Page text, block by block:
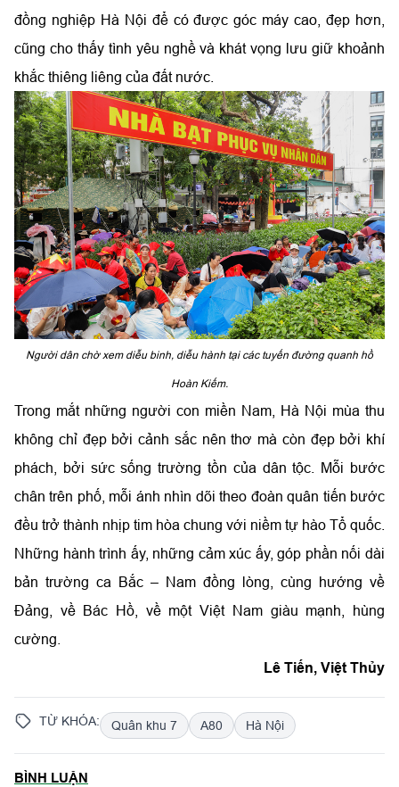
đồng nghiệp Hà Nội để có được góc máy cao, đẹp hơn,
cũng cho thấy tình yêu nghề và khát vọng lưu giữ khoảnh
khắc thiêng liêng của đất nước.
Người dân chờ xem diễu binh, diễu hành tại các tuyến đường quanh hồ
Hoàn Kiếm.
Trong mắt những người con miền Nam, Hà Nội mùa thu
không chỉ đẹp bởi cảnh sắc nên thơ mà còn đẹp bởi khí
phách, bởi sức sống trường tồn của dân tộc. Mỗi bước
chân trên phố, mỗi ánh nhìn dõi theo đoàn quân tiến bước
đều trở thành nhịp tim hòa chung với niềm tự hào Tổ quốc.
Những hành trình ấy, những cảm xúc ấy, góp phần nối dài
bản trường ca Bắc – Nam đồng lòng, cùng hướng về
Đảng, về Bác Hồ, về một Việt Nam giàu mạnh, hùng
cường.
Lê Tiến, Việt Thủy
TỪ KHÓA: Quân khu 7 A80 Hà Nội
BÌNH LUẬN